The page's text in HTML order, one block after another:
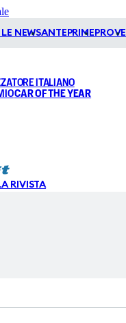
NEWSANTEPRIME PROVE
ITALIANO
CAR OF THE YEAR
RIVISTA